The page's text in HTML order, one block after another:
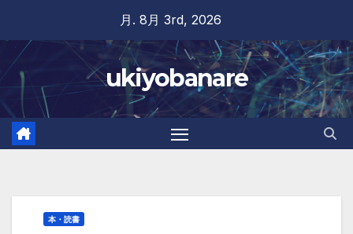
content
月. 8月 3rd, 2026
ukiyobanare
本・読書